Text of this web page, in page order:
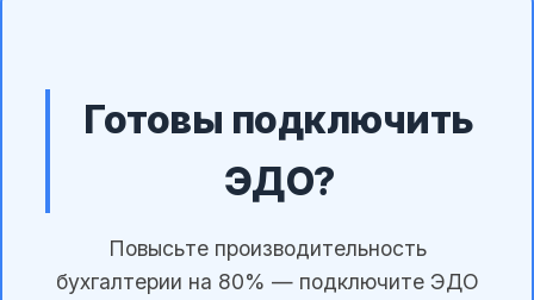
Готовы подключить
ЭДО?
Повысьте производительность
бухгалтерии на 80% — подключите ЭДО